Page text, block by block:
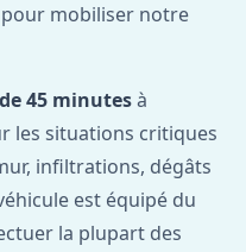
mobiliser notre
45 minutesà
les situations critiques
infiltrations, dégâts
est équipé du
la plupart des